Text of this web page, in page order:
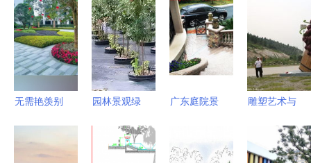
无需艳羡别
脚下的路终
园林景观绿
喷泉设计核
广东庭院景
设计 五行
雕塑艺术与
完美交融